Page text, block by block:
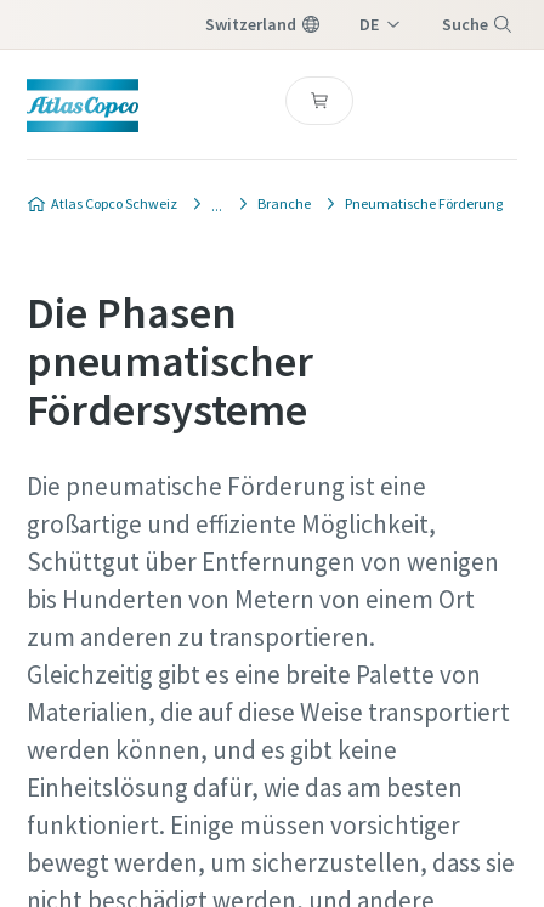
Switzerland DE Suche
Atlas Copco Schweiz Branche Pneumatische Förderung
Edelstahlrohre für sensible Anwendungen
Beziehen Sie Ihre Druckluft-Edelstahlrohre jetzt direkt bei
Atlas Copco. Optimieren Sie Ihre Prozesse, indem Sie nur
einen einzigen Lieferanten nutzen.
Die Phasen
pneumatischer
Fördersysteme
Die pneumatische Förderung ist eine
großartige und effiziente Möglichkeit,
Schüttgut über Entfernungen von wenigen
bis Hunderten von Metern von einem Ort
zum anderen zu transportieren.
Gleichzeitig gibt es eine breite Palette von
Materialien, die auf diese Weise transportiert
werden können, und es gibt keine
Einheitslösung dafür, wie das am besten
funktioniert. Einige müssen vorsichtiger
bewegt werden, um sicherzustellen, dass sie
nicht beschädigt werden, und andere